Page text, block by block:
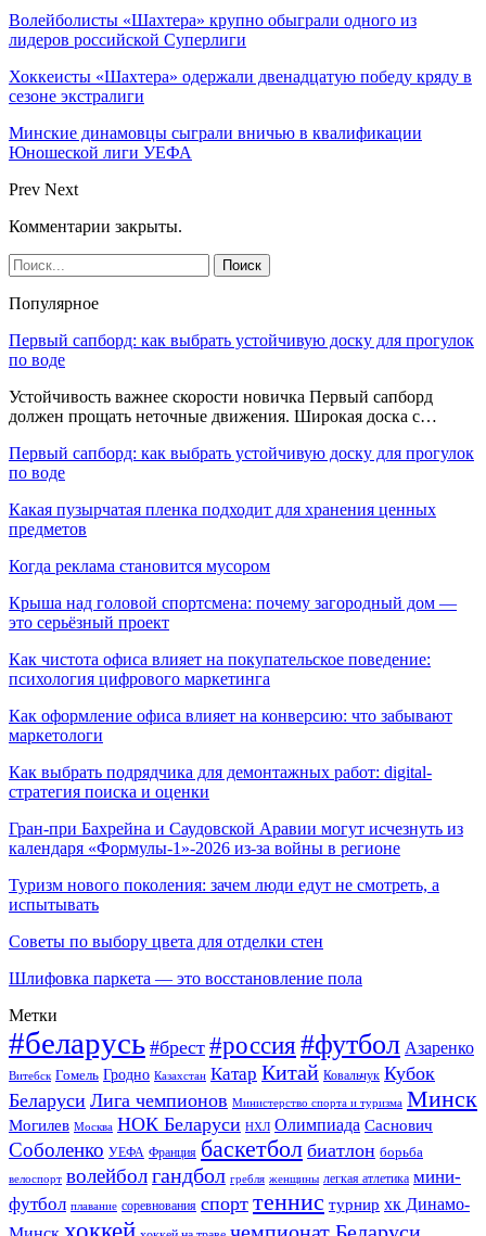
Волейболисты «Шахтера» крупно обыграли одного из
лидеров российской Суперлиги
Хоккеисты «Шахтера» одержали двенадцатую победу кряду в
сезоне экстралиги
Минские динамовцы сыграли вничью в квалификации
Юношеской лиги УЕФА
Prev Next
Комментарии закрыты.
Популярное
Первый сапборд: как выбрать устойчивую доску для прогулок
по воде
Устойчивость важнее скорости новичка Первый сапборд
должен прощать неточные движения. Широкая доска с…
Первый сапборд: как выбрать устойчивую доску для прогулок
по воде
Какая пузырчатая пленка подходит для хранения ценных
предметов
Когда реклама становится мусором
Крыша над головой спортсмена: почему загородный дом —
это серьёзный проект
Как чистота офиса влияет на покупательское поведение:
психология цифрового маркетинга
Как оформление офиса влияет на конверсию: что забывают
маркетологи
Как выбрать подрядчика для демонтажных работ: digital-
стратегия поиска и оценки
Гран-при Бахрейна и Саудовской Аравии могут исчезнуть из
календаря «Формулы-1»-2026 из-за войны в регионе
Туризм нового поколения: зачем люди едут не смотреть, а
испытывать
Советы по выбору цвета для отделки стен
Шлифовка паркета — это восстановление пола
Метки
#беларусь #брест #россия#футбол Азаренко
Витебск Гомель Гродно Казахстан Катар Китай Ковальчук Кубок
Беларуси Лига чемпионов Министерство спорта и туризма Минск
Могилев Москва НОК Беларуси НХЛ Олимпиада Саснович
Соболенко УЕФА Франция баскетбол биатлон борьба
велоспорт волейболгандбол гребля женщины легкая атлетика мини-
футбол плавание соревнования спорт теннис турнир хк Динамо-